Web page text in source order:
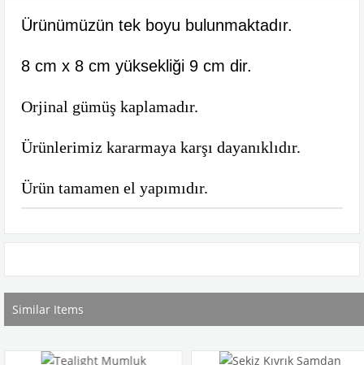
Ürünümüzün tek boyu bulunmaktadır.
8 cm x 8 cm yüksekliği 9 cm dir.
Orjinal gümüş kaplamadır.
Ürünlerimiz kararmaya karşı dayanıklıdır.
Ürün tamamen el yapımıdır.
Similar Items